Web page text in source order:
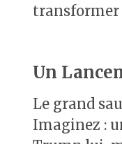
transformer
Un
Le grand
Imaginez :